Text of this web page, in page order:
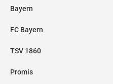
Bayern
FC Bayern
TSV 1860
Promis